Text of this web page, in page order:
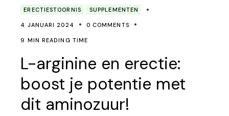
ERECTIESTOORNIS SUPPLEMENTEN
4 JANUARI 2024 0 COMMENTS
9 MIN READING TIME
L-arginine en erectie:
boost je potentie met
dit aminozuur!